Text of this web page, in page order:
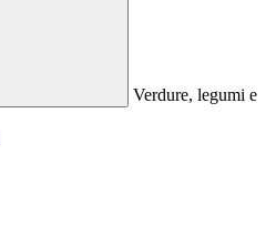
Verdure, legumi e